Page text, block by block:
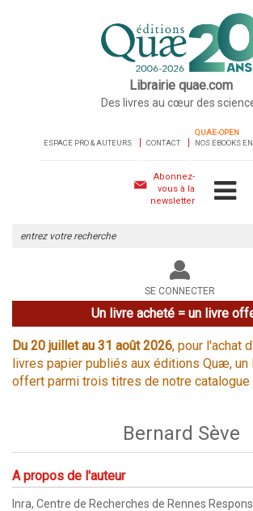
Librairie quae.com
Des livres au cœur des
ESPACE PRO & AUTEURS CONTACT
QUAE-OPEN
NOS EBOOKS
Abonnez-
vous à la
newsletter
le
site
SE CONNECTER
Un livre acheté = un livre
Du 20 juillet au 31 août 2026, pour l'achat
livres papier publiés aux éditions Quæ,
offert parmi trois titres de notre catalogue
Bernard Sève
A propos de l'auteur
Inra, Centre de Recherches de Rennes